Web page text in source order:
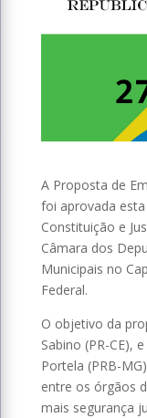
A Proposta de
foi aprovada
Constituição e
Câmara dos
Municipais no
Federal.
O objetivo da
Sabino (PR-CE),
Portela (PRB-
entre os órgãos
mais segurança